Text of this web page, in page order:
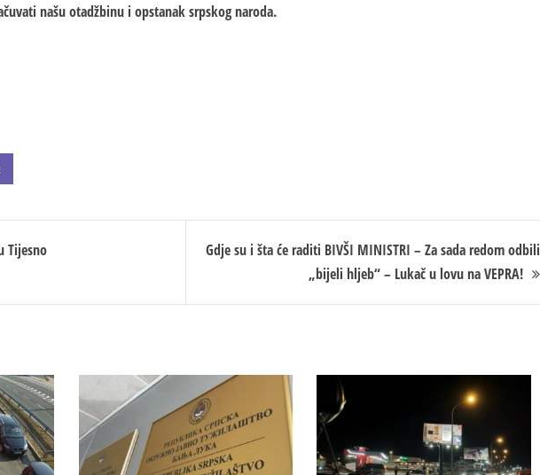
našu otadžbinu i opstanak srpskog naroda.
Tijesno
Gdje su i šta će raditi BIVŠI MINISTRI – Za sada redom odbili
„bijeli hljeb“ – Lukač u lovu na VEPRA!